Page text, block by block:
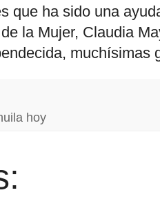
que ha sido una
la Mujer, Claudia
muchísimas
hoy